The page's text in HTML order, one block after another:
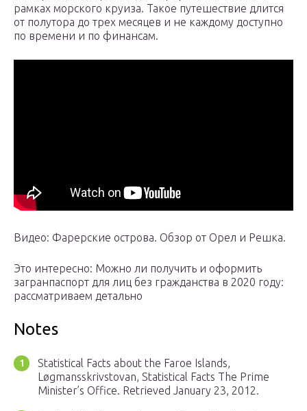
рамках морского круиза. Такое путешествие длится
от полутора до трех месяцев и не каждому доступно
по времени и по финансам.
Видео: Фарерские острова. Обзор от Орел и Решка.
Это интересно: Можно ли получить и оформить
загранпаспорт для лиц без гражданства в 2020 году:
рассматриваем детально
Notes
Statistical Facts about the Faroe Islands,
Løgmansskrivstovan, Statistical Facts The Prime
Minister’s Office. Retrieved January 23, 2012.